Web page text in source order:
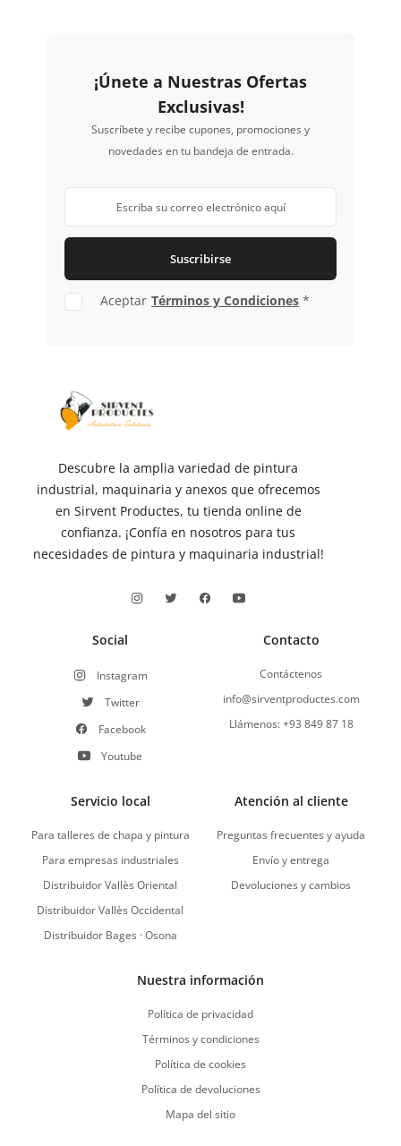
¡Únete a Nuestras Ofertas
Exclusivas!
Suscríbete y recibe cupones, promociones y
novedades en tu bandeja de entrada.
Suscribirse
Aceptar Términos y Condiciones *
Descubre la amplia variedad de pintura
industrial, maquinaria y anexos que ofrecemos
en Sirvent Productes, tu tienda online de
confianza. ¡Confía en nosotros para tus
necesidades de pintura y maquinaria industrial!
Social
Instagram
Twitter
Facebook
Youtube
Contacto
Contáctenos
info@sirventproductes.com
Llámenos: +93 849 87 18
Servicio local
Para talleres de chapa y pintura
Para empresas industriales
Distribuidor Vallès Oriental
Distribuidor Vallès Occidental
Distribuidor Bages · Osona
Atención al cliente
Preguntas frecuentes y ayuda
Envío y entrega
Devoluciones y cambios
Nuestra información
Política de privacidad
Términos y condiciones
Política de cookies
Política de devoluciones
Mapa del sitio